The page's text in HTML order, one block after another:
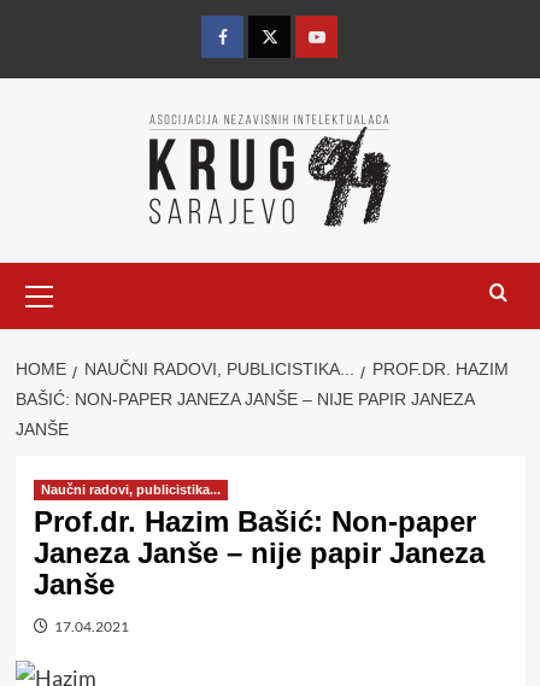
content
FacebookTwitterYouTube
Menu
HOME NAUČNI RADOVI, PUBLICISTIKA...
PROF.DR. HAZIM
BAŠIĆ: NON-PAPER JANEZA JANŠE – NIJE PAPIR JANEZA
JANŠE
Naučni radovi, publicistika...
Prof.dr. Hazim Bašić: Non-paper
Janeza Janše – nije papir Janeza
Janše
17.04.2021